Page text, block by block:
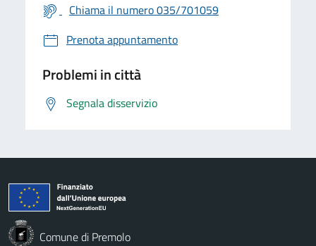
Chiama il numero 035/701059
Prenota appuntamento
Problemi in città
Segnala disservizio
Comune di Premolo